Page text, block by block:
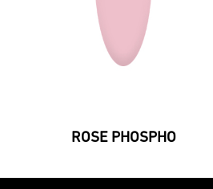
ROSE PHOSPHO